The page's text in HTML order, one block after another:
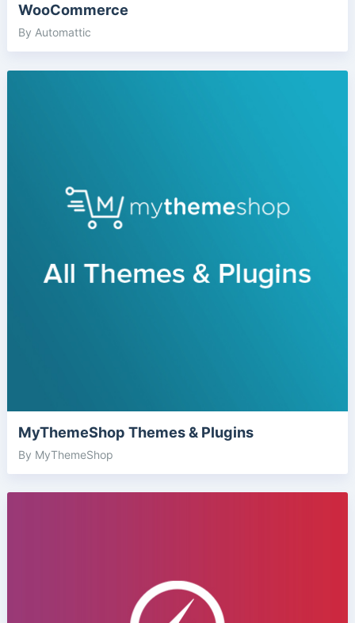
WooCommerce
By Automattic
MyThemeShop Themes & Plugins
By MyThemeShop